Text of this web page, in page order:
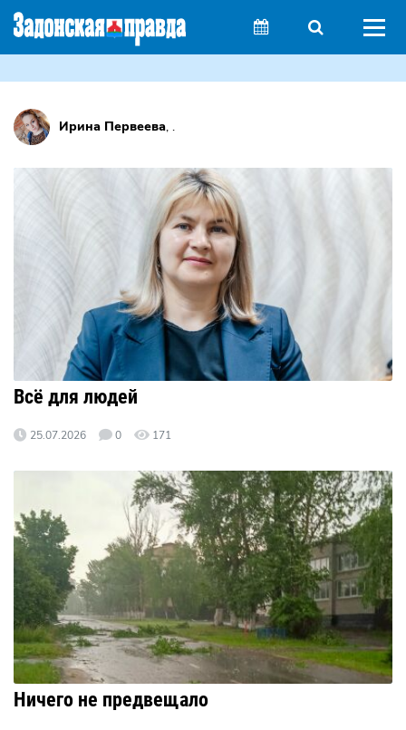
Ирина Первеева, .
Всё для людей
25.07.2026 0 171
Ничего не предвещало